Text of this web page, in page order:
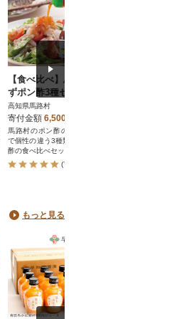
【食べ比べ】馬路村ゆ
ずポン酢3種セット【46
4】
高知県馬路村
寄付金額 6,500
馬路村のポン酢の中でも人気
で個性の違う3種類のゆずポン
酢の食べ比べセットです。
(77件)
もっと見る